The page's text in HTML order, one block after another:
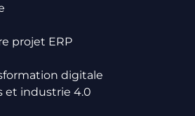
projet ERP
digitale
et industrie 4.0